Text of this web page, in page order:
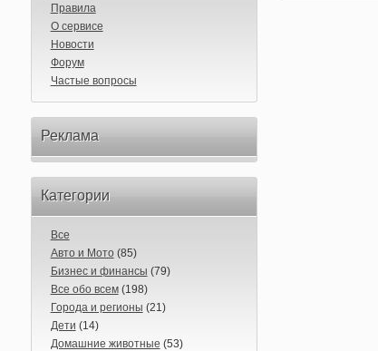
Правила
О сервисе
Новости
Форум
Частые вопросы
Реклама
Категории
Все
Авто и Мото(85)
Бизнес и финансы (79)
Все обо всем(198)
Города и регионы (21)
Дети (14)
Домашние животные (53)